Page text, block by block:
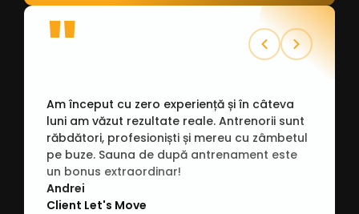
"
Am început cu zero experiență și în câteva
luni am văzut rezultate reale. Antrenorii sunt
răbdători, profesioniști și mereu cu zâmbetul
pe buze. Sauna de după antrenament este
un bonus extraordinar!
Andrei
Client Let's Move